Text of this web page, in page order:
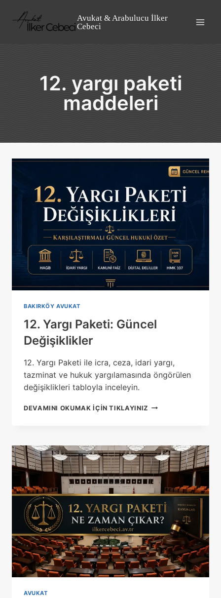
content
Avukat & Arabulucu İlker
Cebeci
12. yargı paketi
maddeleri
BAKIRKÖY AVUKAT
12. Yargı Paketi: Güncel
Değişiklikler
12. Yargı Paketi ile icra, ceza, idari yargı,
tazminat ve hukuk yargılamasında öngörülen
değişiklikleri tabloyla inceleyin.
DEVAMINI OKUMAK IÇIN TIKLAYINIZ 12.
DEĞIŞIKLIKLER
AVUKAT